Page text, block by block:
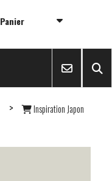
Panier
Inspiration Japon